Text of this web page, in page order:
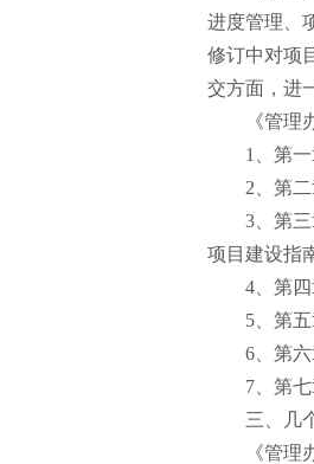
进度管理、
修订中对项
交方面，进
《管理
1、第
2、第
3、第
项目建设指
4、第
5、第
6、第
7、第
三、几
《管